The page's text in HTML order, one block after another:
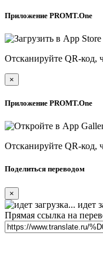
Приложение PROMT.One
Отсканируйте QR-код,
×
Приложение PROMT.One
Отсканируйте QR-код,
Поделиться переводом
×
идет
Прямая ссылка на